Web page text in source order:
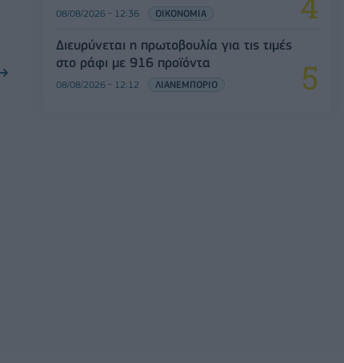
08/08/2026 - 12:36 ΟΙΚΟΝΟΜΙΑ
Διευρύνεται η πρωτοβουλία για τις τιμές
στο ράφι με 916 προϊόντα
08/08/2026 - 12:12 ΛΙΑΝΕΜΠΟΡΙΟ